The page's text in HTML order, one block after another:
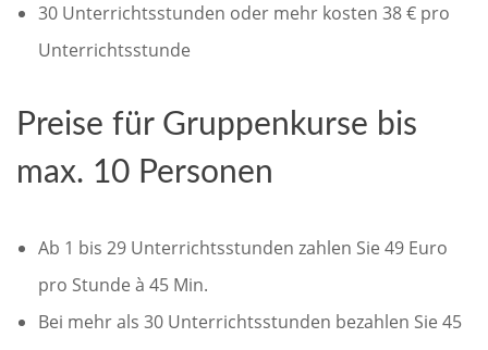
30 Unterrichtsstunden oder mehr kosten 38 € pro
Unterrichtsstunde
Preise für Gruppenkurse bis
max. 10 Personen
Ab 1 bis 29 Unterrichtsstunden zahlen Sie 49 Euro
pro Stunde à 45 Min.
Bei mehr als 30 Unterrichtsstunden bezahlen Sie 45